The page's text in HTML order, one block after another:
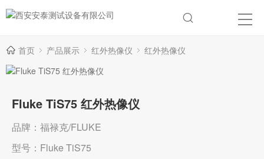
首页 产品展示 红外热像仪 红外热像仪
Fluke TiS75 红外热像仪
品牌：福禄克/FLUKE
型号：Fluke TiS75